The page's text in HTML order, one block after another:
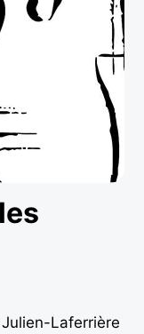
Laferrière